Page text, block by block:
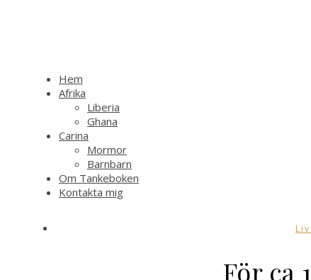
Hem
Afrika
Liberia
Ghana
Carina
Mormor
Barnbarn
Om Tankeboken
Kontakta mig
För ca